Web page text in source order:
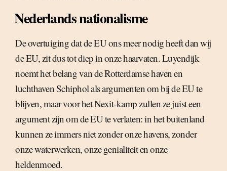
Nederlands nationalisme
De overtuiging dat de EU ons meer nodig heeft dan wij
de EU, zit dus tot diep in onze haarvaten. Luyendijk
noemt het belang van de Rotterdamse haven en
luchthaven Schiphol als argumenten om bij de EU te
blijven, maar voor het Nexit-kamp zullen ze juist een
argument zijn om de EU te verlaten: in het buitenland
kunnen ze immers niet zonder onze havens, zonder
onze waterwerken, onze genialiteit en onze
heldenmoed.